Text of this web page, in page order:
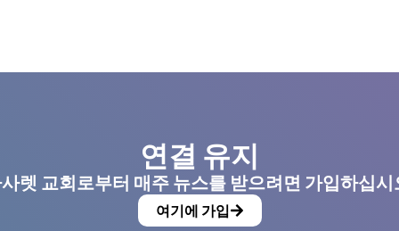
연결 유지
렛 교회로부터 매주 뉴스를 받으려면 가입하십시
여기에 가입